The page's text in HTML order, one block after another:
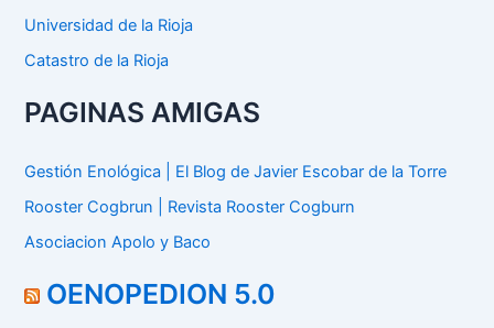
Universidad de la Rioja
Catastro de la Rioja
PAGINAS AMIGAS
Gestión Enológica | El Blog de Javier Escobar de la Torre
Rooster Cogbrun | Revista Rooster Cogburn
Asociacion Apolo y Baco
OENOPEDION 5.0